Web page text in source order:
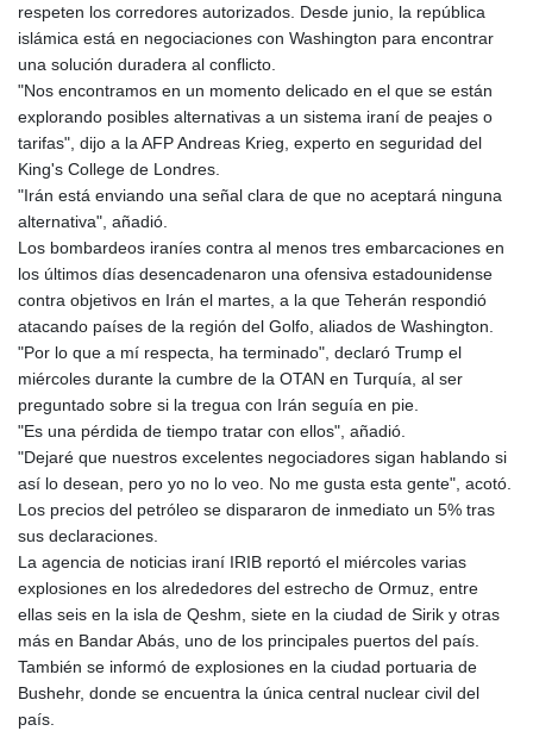
respeten los corredores autorizados. Desde junio, la república
islámica está en negociaciones con Washington para encontrar
una solución duradera al conflicto.
"Nos encontramos en un momento delicado en el que se están
explorando posibles alternativas a un sistema iraní de peajes o
tarifas", dijo a la AFP Andreas Krieg, experto en seguridad del
King's College de Londres.
"Irán está enviando una señal clara de que no aceptará ninguna
alternativa", añadió.
Los bombardeos iraníes contra al menos tres embarcaciones en
los últimos días desencadenaron una ofensiva estadounidense
contra objetivos en Irán el martes, a la que Teherán respondió
atacando países de la región del Golfo, aliados de Washington.
"Por lo que a mí respecta, ha terminado", declaró Trump el
miércoles durante la cumbre de la OTAN en Turquía, al ser
preguntado sobre si la tregua con Irán seguía en pie.
"Es una pérdida de tiempo tratar con ellos", añadió.
"Dejaré que nuestros excelentes negociadores sigan hablando si
así lo desean, pero yo no lo veo. No me gusta esta gente", acotó.
Los precios del petróleo se dispararon de inmediato un 5% tras
sus declaraciones.
La agencia de noticias iraní IRIB reportó el miércoles varias
explosiones en los alrededores del estrecho de Ormuz, entre
ellas seis en la isla de Qeshm, siete en la ciudad de Sirik y otras
más en Bandar Abás, uno de los principales puertos del país.
También se informó de explosiones en la ciudad portuaria de
Bushehr, donde se encuentra la única central nuclear civil del
país.